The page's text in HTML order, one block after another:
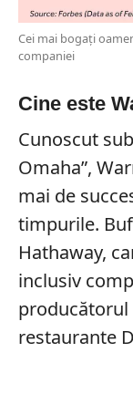
Cei mai bogați
companiei
Cine este
Cunoscut
Omaha”,
mai de
timpurile.
Hathaway,
inclusiv
producătorul
restaurante